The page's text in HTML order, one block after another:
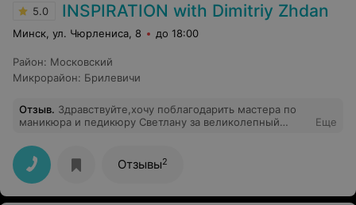
5.0 INSPIRATION with Dimitriy Zhdan
Минск, ул. Чюрлениса, 8 до 18:00
Район: Московский
Микрорайон: Брилевичи
Отзыв. Здравствуйте,хочу поблагодарить мастера по
маникюра и педикюру Светлану за великолепный
рекомендации по домашнему уходу.И особая
благодарность за педикюр!!!Проблемы решены,а от
массажа со скрабом я просто в бешенном
восторге.Никогда не ощущали такой легкости в
ножках.Светлана мастер своего дела!!!Очень
Еще
Отзывы2